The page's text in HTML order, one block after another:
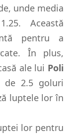
unde media
Această
pentru a
În plus,
ale lui Poli
2.5 goluri
luptele lor în
lor pentru